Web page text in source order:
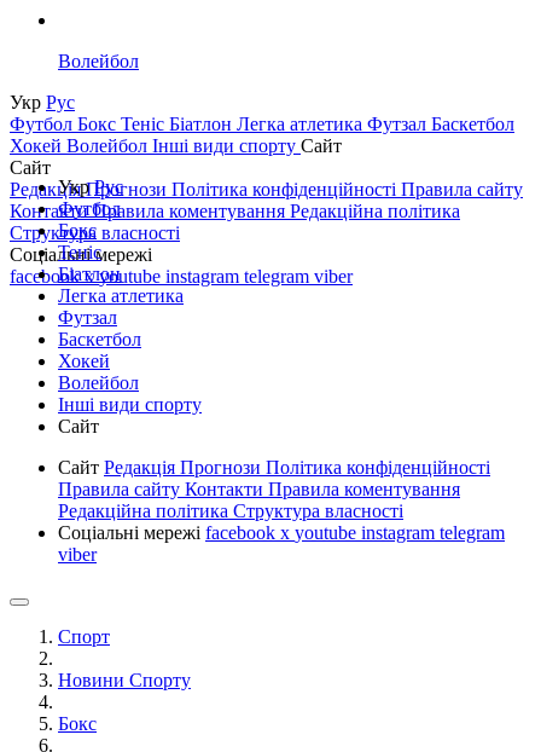
Волейбол
Укр Рус
Футбол Бокс Теніс Біатлон Легка атлетика Футзал Баскетбол
Хокей Волейбол Інші види спорту Сайт
Сайт
РедакціяПрогнози Політика конфіденційності Правила сайту
КонтактиПравила коментування Редакційна політика
Структура власності
Соціальні мережі
facebookxyoutube instagram telegram viber
УкрРус
Футбол
Бокс
Теніс
Біатлон
Легка атлетика
Футзал
Баскетбол
Хокей
Волейбол
Інші види спорту
Сайт
Сайт Редакція Прогнози Політика конфіденційності
Правила сайту Контакти Правила коментування
Редакційна політика Структура власності
Соціальні мережі facebook x youtube instagram telegram
viber
Спорт
Новини Спорту
Бокс